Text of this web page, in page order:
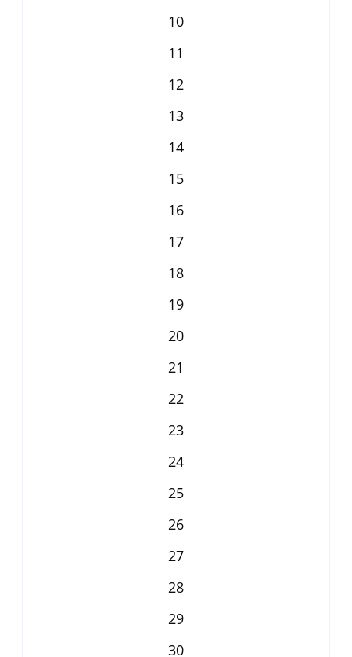
10
11
12
13
14
15
16
17
18
19
20
21
22
23
24
25
26
27
28
29
30